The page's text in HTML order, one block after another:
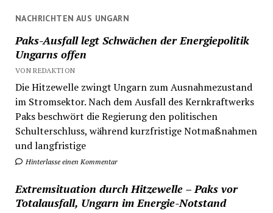
NACHRICHTEN AUS UNGARN
Paks-Ausfall legt Schwächen der Energiepolitik
Ungarns offen
VON REDAKTION
Die Hitzewelle zwingt Ungarn zum Ausnahmezustand
im Stromsektor. Nach dem Ausfall des Kernkraftwerks
Paks beschwört die Regierung den politischen
Schulterschluss, während kurzfristige Notmaßnahmen
und langfristige
Hinterlasse einen Kommentar
Extremsituation durch Hitzewelle – Paks vor
Totalausfall, Ungarn im Energie-Notstand